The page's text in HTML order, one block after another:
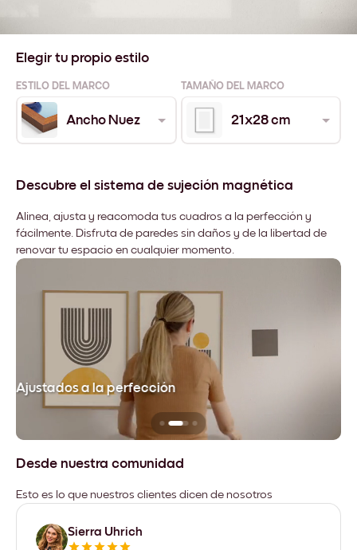
Elegir tu propio estilo
ESTILO DEL MARCO TAMAÑO DEL MARCO
Ancho Nuez 21x28 cm
Descubre el sistema de sujeción magnética
Alinea, ajusta y reacomoda tus cuadros a la perfección y
fácilmente. Disfruta de paredes sin daños y de la libertad de
renovar tu espacio en cualquier momento.
Ajustados a la perfección
Desde nuestra comunidad
Esto es lo que nuestros clientes dicen de nosotros
Sierra Uhrich